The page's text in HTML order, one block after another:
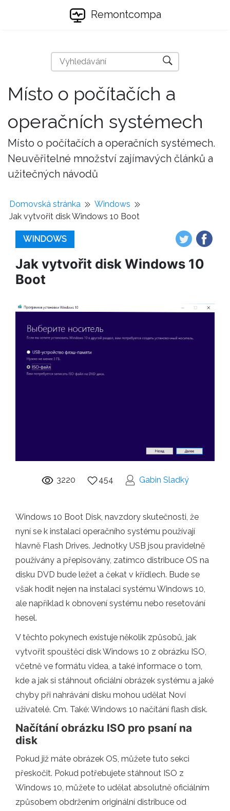
Remontcompa
Místo o počítačích a
operačních systémech
Místo o počítačích a operačních systémech.
Neuvěřitelné množství zajímavých článků a
užitečných návodů
Domovská stránka
Windows
Jak vytvořit disk Windows 10 Boot
WINDOWS
Jak vytvořit disk Windows 10
Boot
3220 454 Gabin Sladký
Windows 10 Boot Disk, navzdory skutečnosti, že
nyní se k instalaci operačního systému používají
hlavně Flash Drives. Jednotky USB jsou pravidelně
používány a přepisovány, zatímco distribuce OS na
disku DVD bude ležet a čekat v křídlech. Bude se
však hodit nejen na instalaci systému Windows 10,
ale například k obnovení systému nebo resetování
hesel.
V těchto pokynech existuje několik způsobů, jak
vytvořit spouštěcí disk Windows 10 z obrázku ISO,
včetně ve formátu videa, a také informace o tom,
kde a jak si stáhnout oficiální obrázek systému a jaké
chyby při nahrávání disku mohou udělat Noví
uživatelé. Cm. Také: Windows 10 načítání flash disk.
Načítání obrázku ISO pro psaní na
disk
Pokud již máte obrázek OS, můžete tuto sekci
přeskočit. Pokud potřebujete stáhnout ISO z
Windows 10, můžete to udělat absolutně oficiálním
způsobem obdržením originální distribuce od